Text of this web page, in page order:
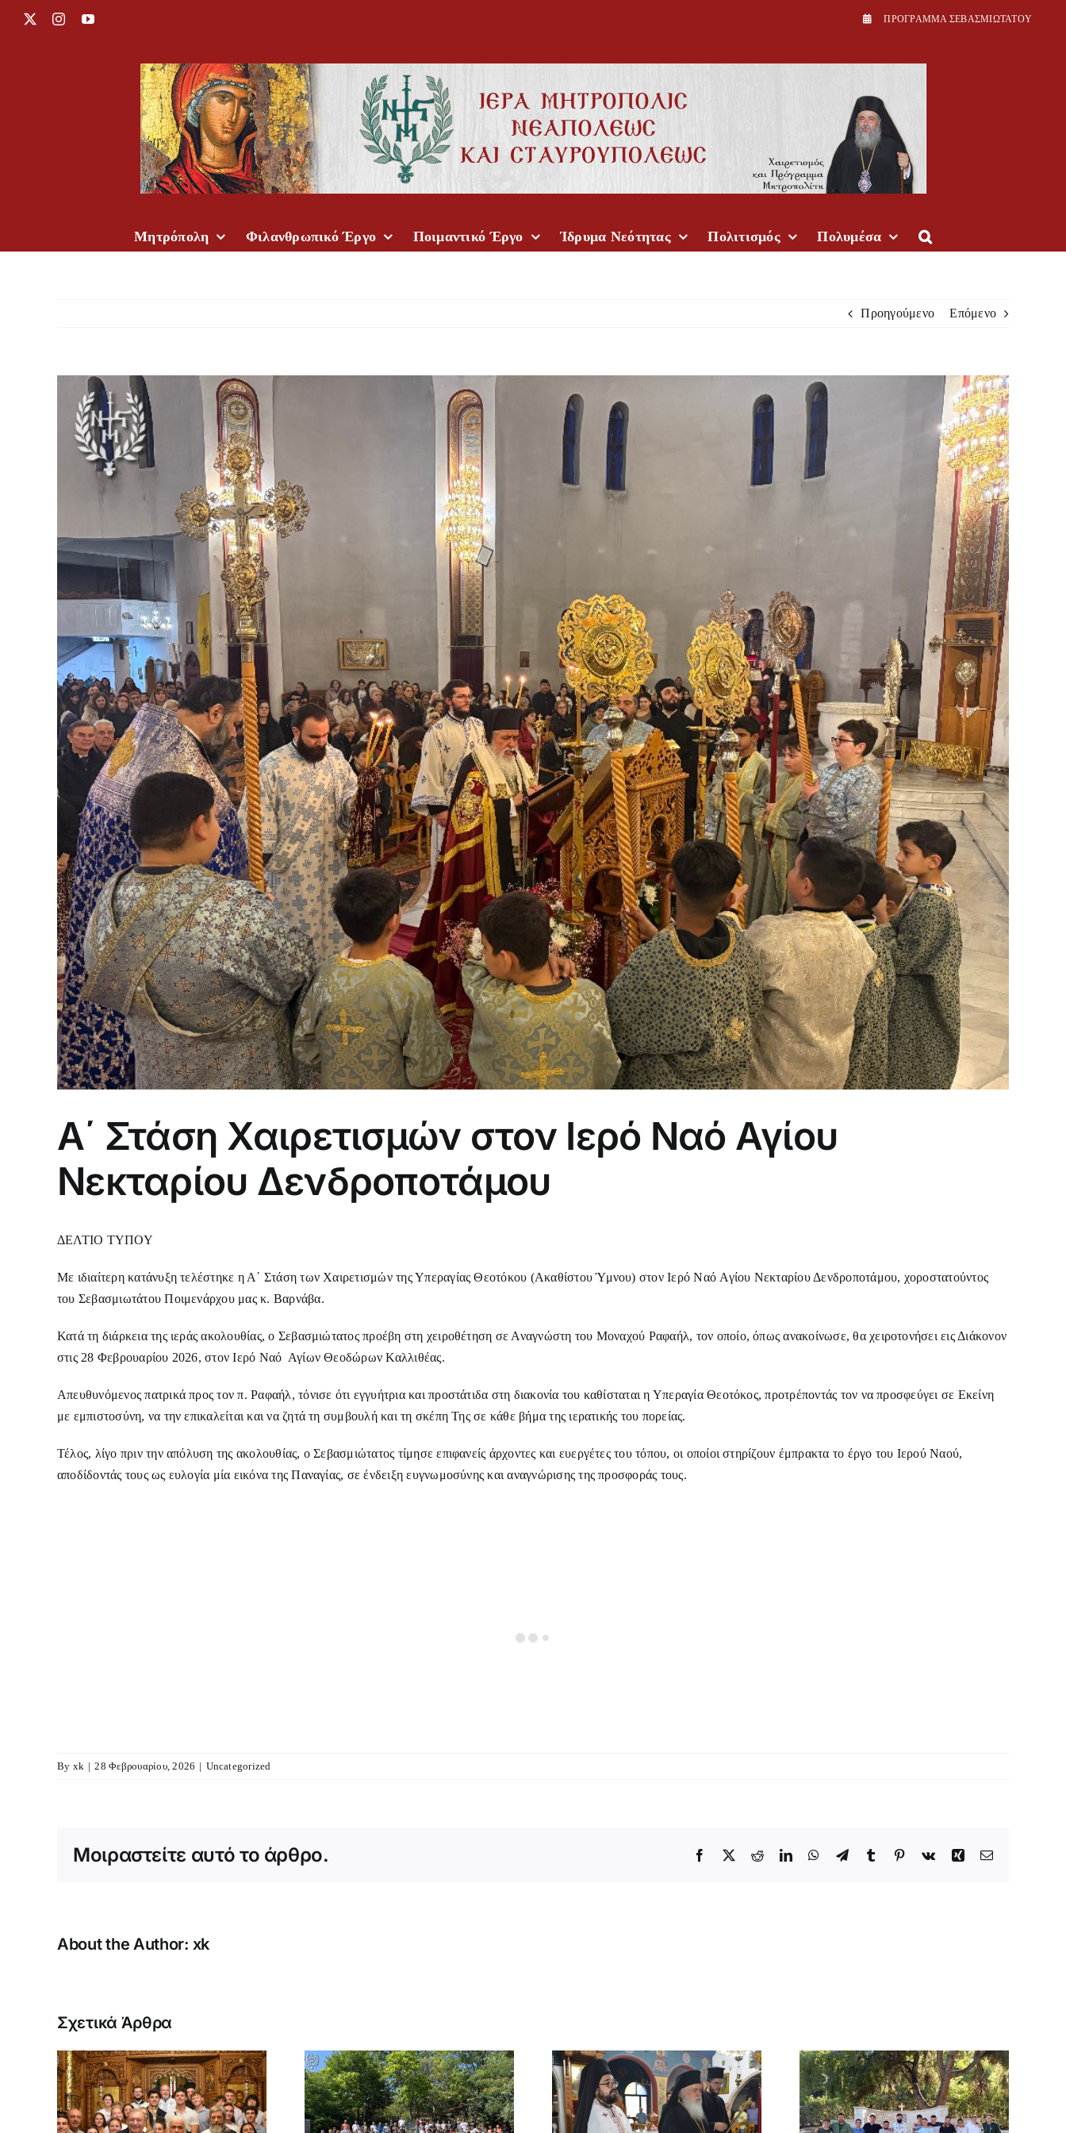
Μετάβαση
InstagramYouTube ΠPOΓPAMMA ΣEBAΣMIΩTATOY
Μητρόπολη Φιλανθρωπικό Έργο Ποιμαντικό Έργο Ίδρυμα Νεότητας Πολιτισμός Πολυμέσα
Προηγούμενο Επόμενο
Προβολή
μεγαλύτερης
εικόνας
Α΄ Στάση Χαιρετισμών στον Ιερό Ναό Αγίου
Νεκταρίου Δενδροποτάμου
ΔΕΛΤΙΟ ΤΥΠΟΥ
Με ιδιαίτερη κατάνυξη τελέστηκε η Α΄ Στάση των Χαιρετισμών της Υπεραγίας Θεοτόκου (Ακαθίστου Ύμνου) στον Ιερό Ναό Αγίου Νεκταρίου Δενδροποτάμου, χοροστατούντος
του Σεβασμιωτάτου Ποιμενάρχου μας κ. Βαρνάβα.
Κατά τη διάρκεια της ιεράς ακολουθίας, ο Σεβασμιώτατος προέβη στη χειροθέτηση σε Αναγνώστη του Μοναχού Ραφαήλ, τον οποίο, όπως ανακοίνωσε, θα χειροτονήσει εις Διάκονον
στις 28 Φεβρουαρίου 2026, στον Ιερό Ναό Αγίων Θεοδώρων Καλλιθέας.
Απευθυνόμενος πατρικά προς τον π. Ραφαήλ, τόνισε ότι εγγυήτρια και προστάτιδα στη διακονία του καθίσταται η Υπεραγία Θεοτόκος, προτρέποντάς τον να προσφεύγει σε Εκείνη
με εμπιστοσύνη, να την επικαλείται και να ζητά τη συμβουλή και τη σκέπη Της σε κάθε βήμα της ιερατικής του πορείας.
Τέλος, λίγο πριν την απόλυση της ακολουθίας, ο Σεβασμιώτατος τίμησε επιφανείς άρχοντες και ευεργέτες του τόπου, οι οποίοι στηρίζουν έμπρακτα το έργο του Ιερού Ναού,
αποδίδοντάς τους ως ευλογία μία εικόνα της Παναγίας, σε ένδειξη ευγνωμοσύνης και αναγνώρισης της προσφοράς τους.
By xk | 28 Φεβρουαρίου, 2026 | Uncategorized
Μοιραστείτε αυτό το άρθρο. Facebook
X RedditLinkedInWhatsApp
TelegramTumblr Pinterest
Vk Xing Email
About the Author: xk
Σχετικά Άρθρα
Κατασκήνωση
Αγοριών
Δημοτικού (B’
περίοδος) 2026
Μεγάλη
Αρχιερατική Θεία
Λειτουργία στην